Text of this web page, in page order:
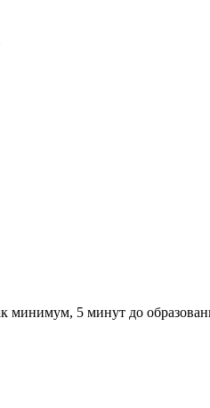
минимум, 5 минут до